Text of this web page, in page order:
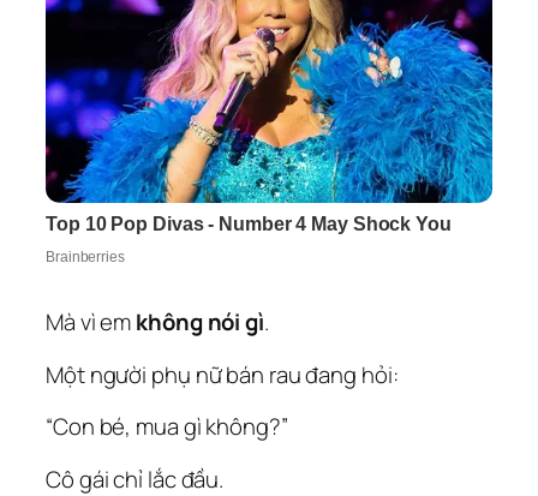
Mà vì emkhông nói gì.
Một người phụ nữ bán rau đang hỏi:
“Con bé, mua gì không?”
Cô gái chỉ lắc đầu.